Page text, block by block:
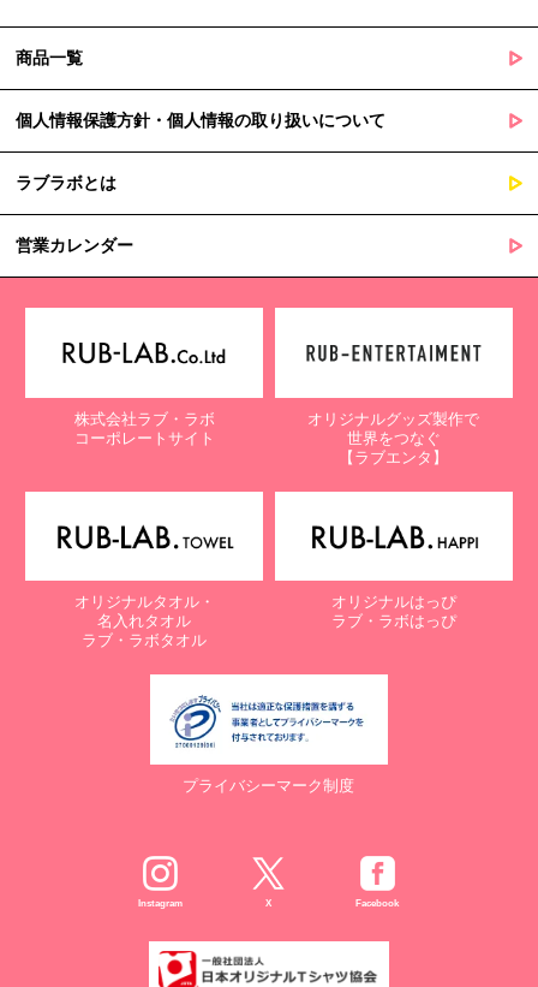
商品一覧
個人情報保護方針・個人情報の取り扱いについて
ラブラボとは
営業カレンダー
株式会社ラブ・ラボ
コーポレートサイト
オリジナルグッズ製作で
世界をつなぐ
【ラブエンタ】
オリジナルタオル・
名入れタオル
ラブ・ラボタオル
オリジナルはっぴ
ラブ・ラボはっぴ
プライバシーマーク制度
Instagram X Facebook